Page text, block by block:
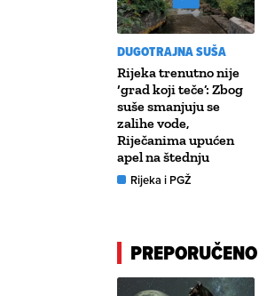
DUGOTRAJNA SUŠA
Rijeka trenutno nije
‘grad koji teče’: Zbog
suše smanjuju se
zalihe vode,
Riječanima upućen
apel na štednju
Rijeka i PGŽ
PREPORUČENO